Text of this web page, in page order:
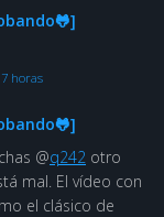
horas
@q242 otro
mal. El vídeo con
el clásico de